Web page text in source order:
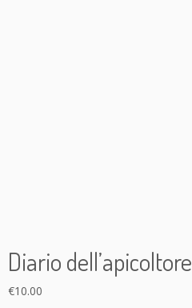
Diario dell’apicoltore
€10.00